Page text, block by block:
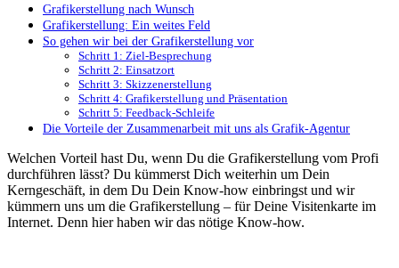
Grafikerstellung nach Wunsch
Grafikerstellung: Ein weites Feld
So gehen wir bei der Grafikerstellung vor
Schritt 1: Ziel-Besprechung
Schritt 2: Einsatzort
Schritt 3: Skizzenerstellung
Schritt 4: Grafikerstellung und Präsentation
Schritt 5: Feedback-Schleife
Die Vorteile der Zusammenarbeit mit uns als Grafik-Agentur
Welchen Vorteil hast Du, wenn Du die Grafikerstellung vom Profi
durchführen lässt? Du kümmerst Dich weiterhin um Dein
Kerngeschäft, in dem Du Dein Know-how einbringst und wir
kümmern uns um die Grafikerstellung – für Deine Visitenkarte im
Internet. Denn hier haben wir das nötige Know-how.